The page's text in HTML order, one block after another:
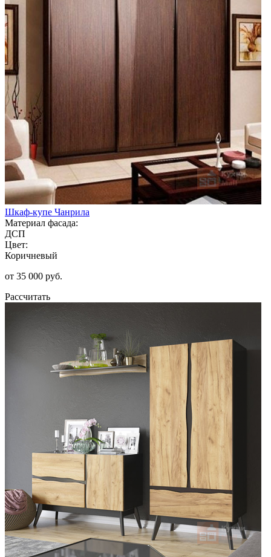
Шкаф-купе Чанрила
Материал фасада:
ДСП
Цвет:
Коричневый
от 35 000 руб.
Рассчитать